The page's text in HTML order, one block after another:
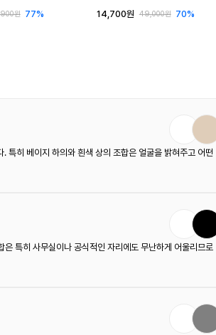
원 77%
14,700원
49,000원 70%
특히 베이지 하의와 흰색 상의 조합은 얼굴을 밝혀주고 어떤
특히 사무실이나 공식적인 자리에도 무난하게 어울리므로